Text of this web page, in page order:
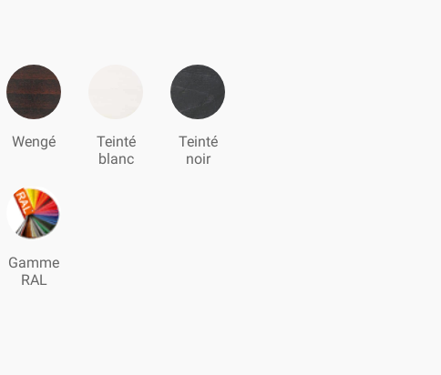
Wengé
Teinté
blanc
Teinté
noir
Gamme
RAL